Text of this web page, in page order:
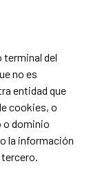
terminal del
no es
entidad que
cookies, o
o dominio
la información
tercero.